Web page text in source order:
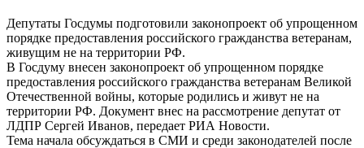
Депутаты Госдумы подготовили законопроект об упрощенном
порядке предоставления российского гражданства ветеранам,
живущим не на территории РФ.
В Госдуму внесен законопроект об упрощенном порядке
предоставления российского гражданства ветеранам Великой
Отечественной войны, которые родились и живут не на
территории РФ. Документ внес на рассмотрение депутат от
ЛДПР Сергей Иванов, передает РИА Новости.
Тема начала обсуждаться в СМИ и среди законодателей после